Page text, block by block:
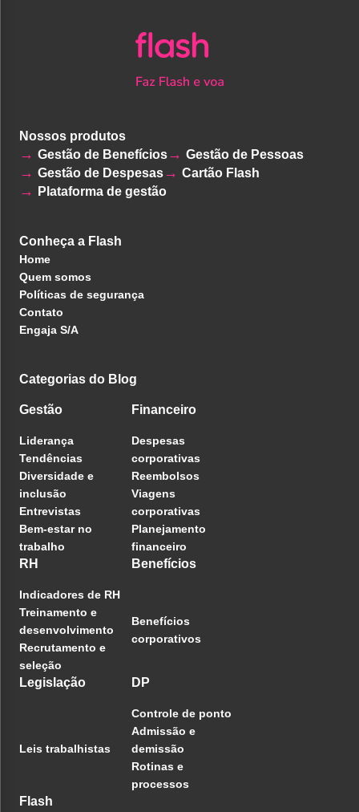
Nossos produtos
Gestão de Benefícios
Gestão de Pessoas
Gestão de Despesas
Cartão Flash
Plataforma de gestão
Conheça a Flash
Home
Quem somos
Políticas de segurança
Contato
Engaja S/A
Categorias do Blog
Gestão
Liderança
Tendências
Diversidade e
inclusão
Entrevistas
Bem-estar no
trabalho
Financeiro
Despesas
corporativas
Reembolsos
Viagens
corporativas
Planejamento
financeiro
RH
Indicadores de RH
Treinamento e
desenvolvimento
Recrutamento e
seleção
Benefícios
Benefícios
corporativos
Legislação
Leis trabalhistas
DP
Controle de ponto
Admissão e
demissão
Rotinas e
processos
Flash